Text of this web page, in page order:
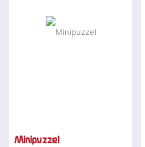
Minipuzzel